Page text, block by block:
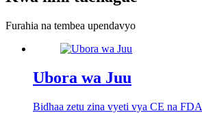
Furahia na tembea upendavyo
Ubora wa Juu
Bidhaa zetu zina vyeti vya CE na FDA